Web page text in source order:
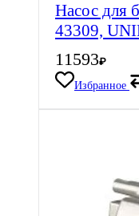
Насос для
43309,
11593₽
Избранное